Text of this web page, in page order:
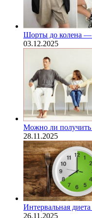
Шорты до колена —
03.12.2025
Можно ли получить
28.11.2025
Интервальная
26.11.2025